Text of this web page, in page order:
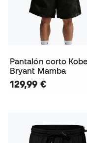
Pantalón corto Kobe
Bryant Mamba
129,99 €